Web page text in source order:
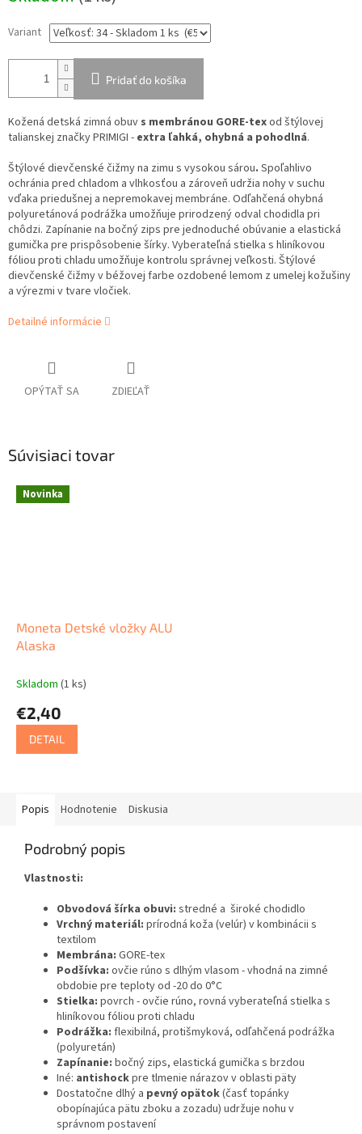
Variant
Pridať do košíka
Kožená detská zimná obuv s membránou GORE-texod štýlovej
talianskej značky PRIMIGI - extra ľahká, ohybná a pohodlná.
Štýlové dievčenské čižmy na zimu s vysokou sárou. Spoľahlivo
ochránia pred chladom a vlhkosťou a zároveň udržia nohy v suchu
vďaka priedušnej a nepremokavej membráne. Odľahčená ohybná
polyuretánová podrážka umožňuje prirodzený odval chodidla pri
chôdzi. Zapínanie na bočný zips pre jednoduché obúvanie a elastická
gumička pre prispôsobenie šírky. Vyberateľná stielka s hliníkovou
fóliou proti chladu umožňuje kontrolu správnej veľkosti. Štýlové
dievčenské čižmy v béžovej farbe ozdobené lemom z umelej kožušiny
a výrezmi v tvare vločiek.
Detailné informácie
OPÝTAŤ SA ZDIEĽAŤ
Súvisiaci tovar
Novinka
Moneta Detské vložky ALU
Alaska
Skladom (1 ks)
€2,40
DETAIL
Popis Hodnotenie Diskusia
Podrobný popis
Vlastnosti:
Obvodová šírka obuvi: stredné a široké chodidlo
Vrchný materiál: prírodná koža (velúr) v kombinácii s
textilom
Membrána: GORE-tex
Podšívka: ovčie rúno s dlhým vlasom - vhodná na zimné
obdobie pre teploty od -20 do 0°C
Stielka: povrch - ovčie rúno, rovná vyberateľná stielka s
hliníkovou fóliou proti chladu
Podrážka: flexibilná, protišmyková, odľahčená podrážka
(polyuretán)
Zapínanie: bočný zips, elastická gumička s brzdou
Iné: antishockpre tlmenie nárazov v oblasti päty
Dostatočne dlhý a pevný opätok(časť topánky
obopínajúca pätu zboku a zozadu) udržuje nohu v
správnom postavení